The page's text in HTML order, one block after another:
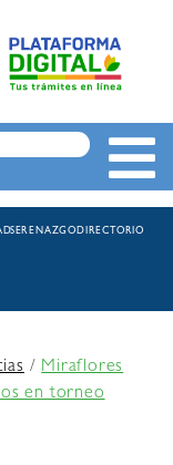
SERENAZGODIRECTORIO
/Miraflores
en torneo